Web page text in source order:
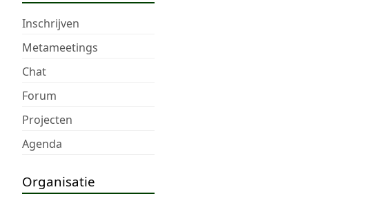
Inschrijven
Metameetings
Chat
Forum
Projecten
Agenda
Organisatie